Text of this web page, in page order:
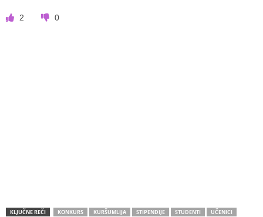
2 0
KLJUČNE REČI KONKURS KURŠUMLIJA STIPENDIJE STUDENTI UČENICI